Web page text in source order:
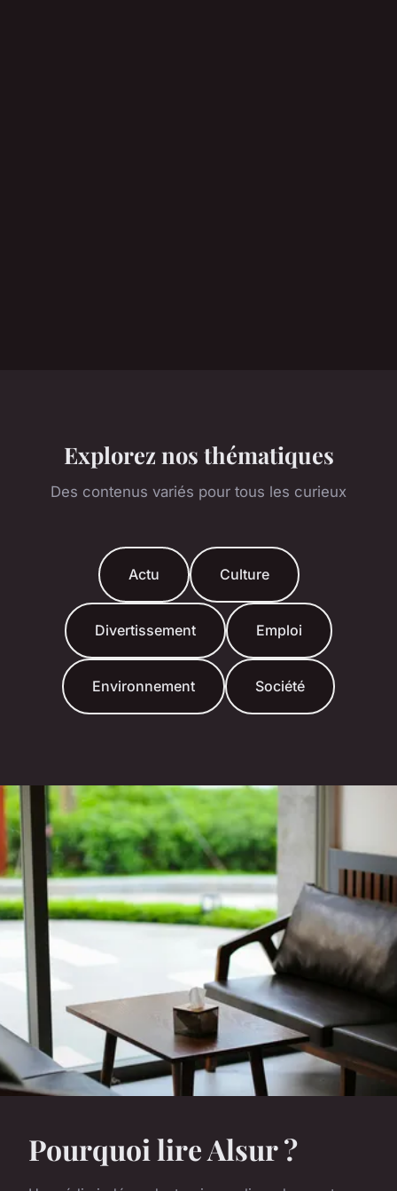
Explorez nos thématiques
Des contenus variés pour tous les curieux
Actu Culture
Divertissement Emploi
Environnement Société
Pourquoi lire Alsur ?